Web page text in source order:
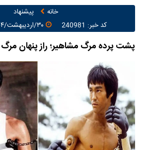
خانه
پیشنهاد
کد خبر: 240981
پشت پرده‌ مرگ مشاهیر؛ راز پنهان